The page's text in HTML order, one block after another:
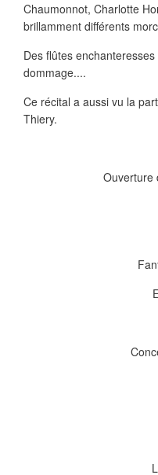
Chaumonnot, Charlotte
brillamment différents
Des flûtes
dommage....
Ce récital a aussi vu la
Thiery.
Ouverture